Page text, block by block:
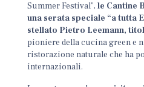
Summer Festival”,le Cantine
una serata speciale “a tutta
stellato Pietro Leemann,
pioniere della cucina green e
ristorazione naturale che ha
internazionali.